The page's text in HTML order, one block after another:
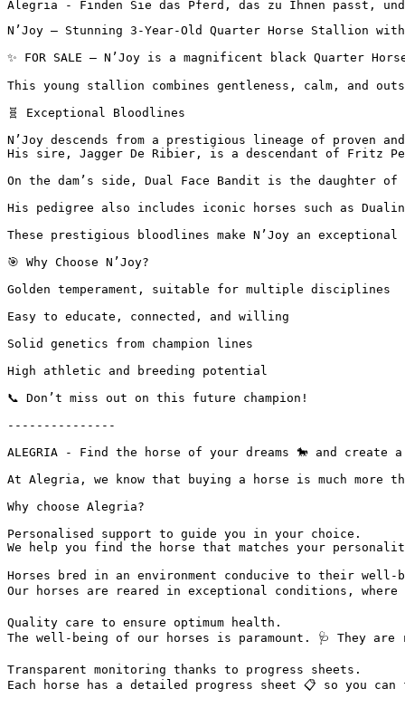
Alegria - Finden Sie das Pferd, das zu Ihnen passt,
N’Joy – Stunning 3-Year-Old Quarter Horse Stallion with
✨ FOR SALE – N’Joy is a magnificent black Quarter
This young stallion combines gentleness, calm, and
🧬 Exceptional Bloodlines
N’Joy descends from a prestigious lineage of proven
His sire, Jagger De Ribier, is a descendant of Fritz
On the dam’s side, Dual Face Bandit is the daughter
His pedigree also includes iconic horses such as
These prestigious bloodlines make N’Joy an
🎯 Why Choose N’Joy?
Golden temperament, suitable for multiple disciplines
Easy to educate, connected, and willing
Solid genetics from champion lines
High athletic and breeding potential
📞 Don’t miss out on this future champion!
---------------
ALEGRIA - Find the horse of your dreams 🐎 and
At Alegria, we know that buying a horse is much
Why choose Alegria?
Personalised support to guide you in your choice.
We help you find the horse that matches your
Horses bred in an environment conducive to their well-
Our horses are reared in exceptional conditions,
Quality care to ensure optimum health.
The well-being of our horses is paramount. 🩺 They
Transparent monitoring thanks to progress sheets.
Each horse has a detailed progress sheet 📋 so you